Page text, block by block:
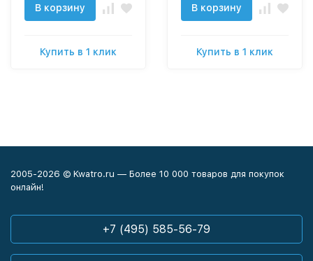
В корзину
Купить в 1 клик
В корзину
Купить в 1 клик
2005-2026 © Kwatro.ru — Более 10 000 товаров для покупок
онлайн!
+7 (495) 585-56-79